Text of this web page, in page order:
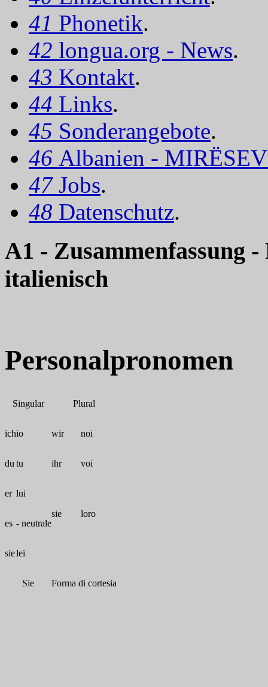
41 Phonetik.
42 longua.org - News.
43 Kontakt.
44 Links.
45 Sonderangebote.
46 Albanien -
47 Jobs.
48 Datenschutz.
A1 - Zusammenfassung
italienisch
Personalpronomen
Singular Plural
ichio wir noi
du tu ihr voi
er lui
sie
loro
es - neutrale
sielei
Sie Forma di cortesia